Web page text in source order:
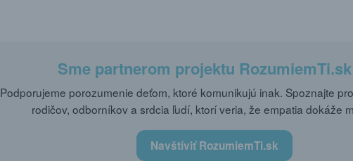
Sme partnerom projektu RozumiemTi.sk
Podporujeme porozumenie deťom, ktoré komunikujú inak. Spoznajte
rodičov, odborníkov a srdcia ľudí, ktorí veria, že empatia dokáže
Navštíviť RozumiemTi.sk